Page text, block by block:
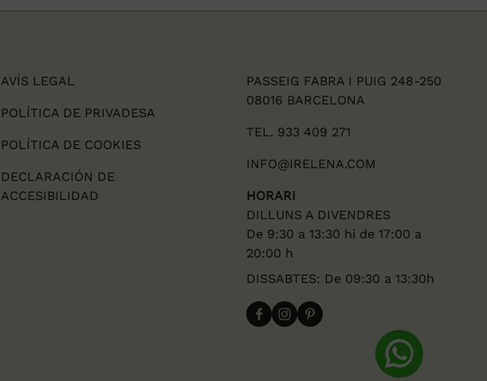
AVÍS LEGAL
POLÍTICA DE PRIVADESA
POLÍTICA DE COOKIES
DECLARACIÓN DE
ACCESIBILIDAD
PASSEIG FABRA I PUIG 248-250
08016 BARCELONA
TEL. 933 409 271
INFO@IRELENA.COM
HORARI
DILLUNS A DIVENDRES
De 9:30 a 13:30 hi de 17:00 a
20:00 h
DISSABTES: De 09:30 a 13:30h